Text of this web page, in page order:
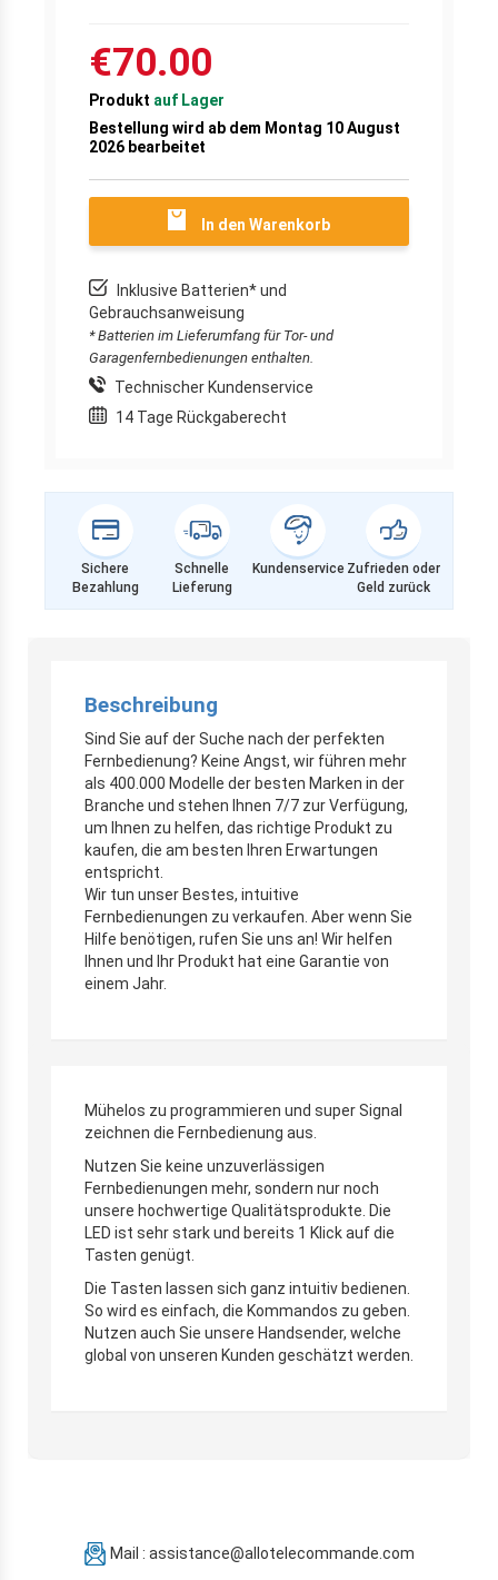
€70.00
Produkt auf Lager
Bestellung wird ab dem Montag 10 August
2026 bearbeitet
In den Warenkorb
Inklusive Batterien* und
Gebrauchsanweisung
* Batterien im Lieferumfang für Tor- und
Garagenfernbedienungen enthalten.
Technischer Kundenservice
14 Tage Rückgaberecht
Sichere
Bezahlung
Schnelle
Lieferung
Kundenservice Zufrieden oder
Geld zurück
Beschreibung
Sind Sie auf der Suche nach der perfekten
Fernbedienung? Keine Angst, wir führen mehr
als 400.000 Modelle der besten Marken in der
Branche und stehen Ihnen 7/7 zur Verfügung,
um Ihnen zu helfen, das richtige Produkt zu
kaufen, die am besten Ihren Erwartungen
entspricht.
Wir tun unser Bestes, intuitive
Fernbedienungen zu verkaufen. Aber wenn Sie
Hilfe benötigen, rufen Sie uns an! Wir helfen
Ihnen und Ihr Produkt hat eine Garantie von
einem Jahr.
Mühelos zu programmieren und super Signal
zeichnen die Fernbedienung aus.
Nutzen Sie keine unzuverlässigen
Fernbedienungen mehr, sondern nur noch
unsere hochwertige Qualitätsprodukte. Die
LED ist sehr stark und bereits 1 Klick auf die
Tasten genügt.
Die Tasten lassen sich ganz intuitiv bedienen.
So wird es einfach, die Kommandos zu geben.
Nutzen auch Sie unsere Handsender, welche
global von unseren Kunden geschätzt werden.
Mail : assistance@allotelecommande.com